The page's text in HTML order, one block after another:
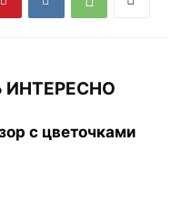
с цветочками